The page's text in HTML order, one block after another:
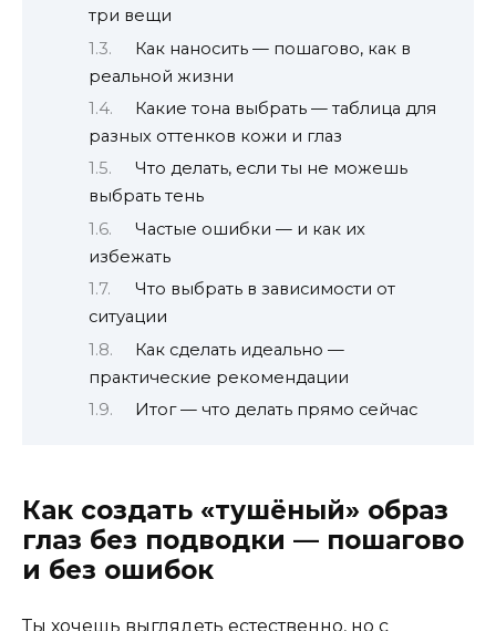
три вещи
Как наносить — пошагово, как в
реальной жизни
Какие тона выбрать — таблица для
разных оттенков кожи и глаз
Что делать, если ты не можешь
выбрать тень
Частые ошибки — и как их
избежать
Что выбрать в зависимости от
ситуации
Как сделать идеально —
практические рекомендации
Итог — что делать прямо сейчас
Как создать «тушёный» образ
глаз без подводки — пошагово
и без ошибок
Ты хочешь выглядеть естественно, но с